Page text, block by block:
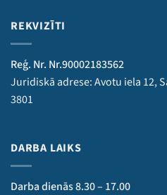
REKVIZĪTI
Reģ. Nr. Nr.90002183562
Juridiskā adrese: Avotu iela 12,
3801
DARBA LAIKS
Darba dienās 8.30 – 17.00